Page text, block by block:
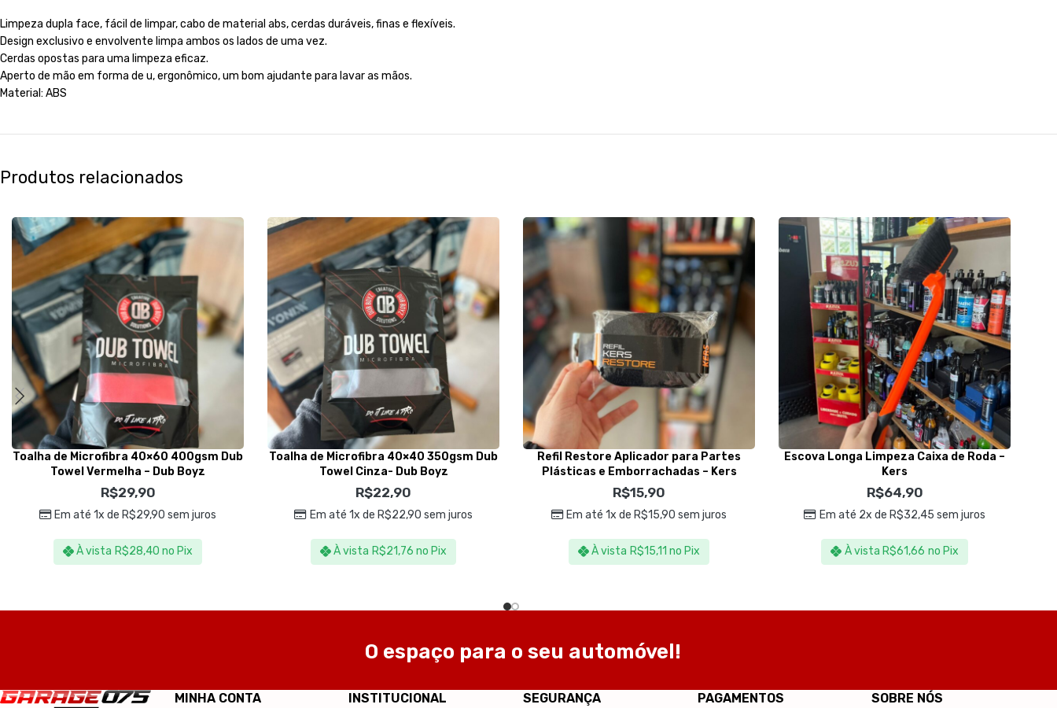
Limpeza dupla face, fácil de limpar, cabo de material abs, cerdas duráveis, finas e flexíveis.
Design exclusivo e envolvente limpa ambos os lados de uma vez.
Cerdas opostas para uma limpeza eficaz.
Aperto de mão em forma de u, ergonômico, um bom ajudante para lavar as mãos.
Material: ABS
Produtos relacionados
Toalha de Microfibra 40×60 400gsm Dub
Towel Vermelha – Dub Boyz
R$29,90
Em até 1x de R$29,90 sem juros
À vista R$28,40 no Pix
Toalha de Microfibra 40×40 350gsm Dub
Towel Cinza- Dub Boyz
R$22,90
Em até 1x de R$22,90 sem juros
À vista R$21,76 no Pix
Refil Restore Aplicador para Partes
Plásticas e Emborrachadas – Kers
R$15,90
Em até 1x de R$15,90 sem juros
À vista R$15,11 no Pix
Escova Longa Limpeza Caixa de Roda –
Kers
R$64,90
Em até 2x de R$32,45 sem juros
À vista R$61,66 no Pix
O espaço para o seu automóvel!
MINHA CONTA INSTITUCIONAL SEGURANÇA PAGAMENTOS SOBRE NÓS